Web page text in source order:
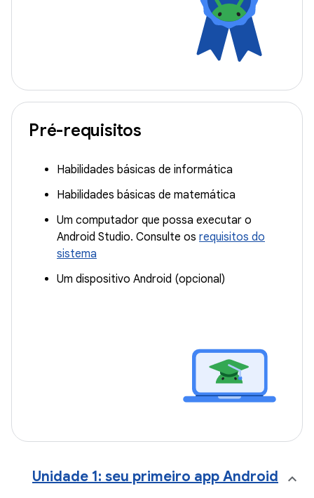
Pré-requisitos
Habilidades básicas de informática
Habilidades básicas de matemática
Um computador que possa executar o
Android Studio. Consulte os requisitos do
sistema
Um dispositivo Android (opcional)
Unidade 1: seu primeiro app Android